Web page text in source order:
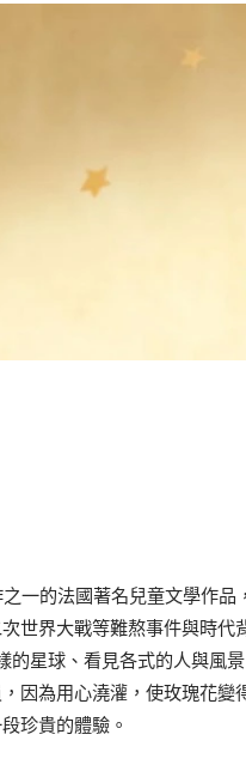
一的法國著名兒童文學作品
世界大戰等難熬事件與時代
星球、看見各式的人與風
因為用心澆灌，使玫瑰花變
珍貴的體驗。